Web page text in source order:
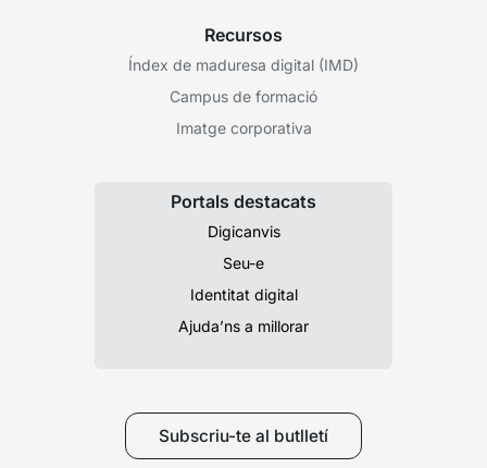
Recursos
Índex de maduresa digital (IMD)
Campus de formació
Imatge corporativa
Portals destacats
Digicanvis
Seu-e
Identitat digital
Ajuda’ns a millorar
Subscriu-te al butlletí